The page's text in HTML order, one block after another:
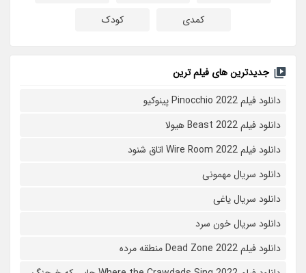
کمدی
کودک
جدیدترین های فیلم ترین
دانلود فیلم Pinocchio 2022 پینوکیو
دانلود فیلم Beast 2022 هیولا
دانلود فیلم Wire Room 2022 اتاق شنود
دانلود سریال مهمونی
دانلود سریال یاغی
دانلود سریال خون سرد
دانلود فیلم 2022 Dead Zone منطقه مرده